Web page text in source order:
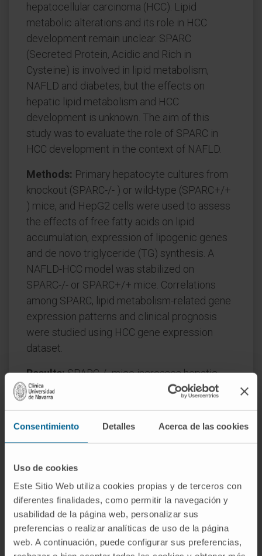
Consentimiento Detalles Acerca de las cookies
Uso de cookies
Este Sitio Web utiliza cookies propias y de terceros con
diferentes finalidades, como permitir la navegación y
usabilidad de la página web, personalizar sus
preferencias o realizar analíticas de uso de la página
web. A continuación, puede configurar sus preferencias,
hepatocellular carcinoma (HCC). Lipid
metabolic alterations and its role in HCC
development remain unclear. SPARC
(Secreted Protein, Acidic and Rich in
Cysteine) is involved in lipid metabolism,
NAFLD and diabetes, but the effects on
hepatic lipid metabolism and HCC
development is unknown. The aim of this
study was to evaluate the role of SPARC in
HCC development in the context of NAFLD.
Methods: Primary hepatocyte cultures from
knockout (SPARC-/- ) or wild-type (SPARC+/+
) mice, and HepG2 cells were used to assess
the effects of free fatty acids on lipid
accumulation, expression of lipogenic genes
and de novo triglyceride (TG) synthesis. A
NAFLD-HCC model was stabilized on
SPARC-/- or SPARC+/+ mice. Correlations
among SPARC, lipid metabolism-related gene
expression patterns and clinical prognosis
were studied using HCC gene expression
dataset.
Results:SPARC-/- mice increases hepatic
lipid deposits over time. Hepatocytes from
antisense adenovirus in HepG2 cells resulted
SREBP1c. Human HCC database analysis
revealed that SPARC negatively correlated
with genes involved in lipid metabolism, and
with poor survival. In NAFLD-HCC murine
model, the absence of SPARC accelerates
HCC development. RNA-seq study revealed